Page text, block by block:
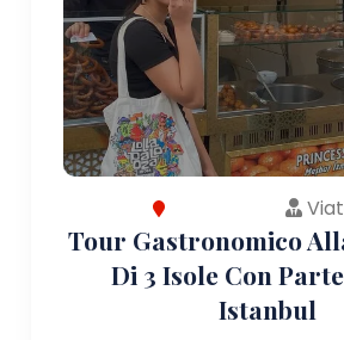
Tour Gastronomico
Di 3 Isole Con
Istanbul